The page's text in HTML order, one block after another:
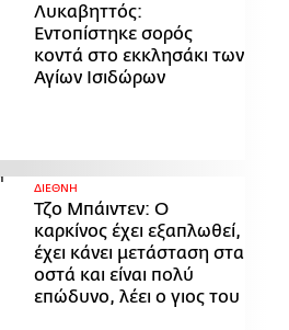
Λυκαβηττός:
Εντοπίστηκε σορός
κοντά στο εκκλησάκι των
Αγίων Ισιδώρων
ΔΙΕΘΝΗ
Τζο Μπάιντεν: Ο
καρκίνος έχει εξαπλωθεί,
έχει κάνει μετάσταση στα
οστά και είναι πολύ
επώδυνο, λέει ο γιος του